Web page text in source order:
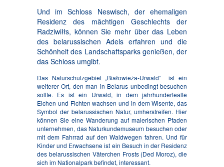
Und im Schloss Neswisch, der ehemaligen
Residenz des mächtigen Geschlechts der
Radziwiłłs, können Sie mehr über das Leben
des belarussischen Adels erfahren und die
Schönheit des Landschaftsparks genießen, der
das Schloss umgibt.
Das Naturschutzgebiet „Białowieża-Urwald“ ist ein
weiterer Ort, den man in Belarus unbedingt besuchen
sollte. Es ist ein Urwald, in dem jahrhundertealte
Eichen und Fichten wachsen und in dem Wisente, das
Symbol der belarussischen Natur, umherstreifen. Hier
können Sie eine Wanderung auf malerischen Pfaden
unternehmen, das Naturkundemuseum besuchen oder
mit dem Fahrrad auf den Waldwegen fahren. Und für
Kinder und Erwachsene ist ein Besuch in der Residenz
des belarussischen Väterchen Frosts (Ded Moroz), die
sich im Nationalpark befindet, interessant.